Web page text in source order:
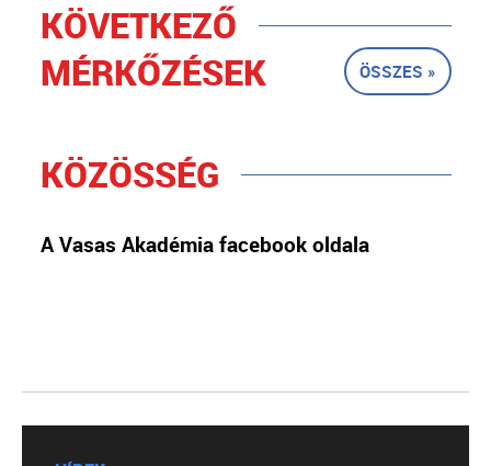
KÖVETKEZŐ
MÉRKŐZÉSEK
ÖSSZES »
KÖZÖSSÉG
A Vasas Akadémia facebook oldala